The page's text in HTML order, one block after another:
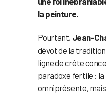
la peinture.
Pourtant, Jean-
dévot de la
ligne de crête
paradoxe fertile : la
omniprésente,